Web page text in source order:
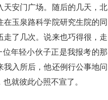
安门广场。随后的几天，北
玉泉路科学院研究生院的同
了几次。说来也巧得很，走
位年轻小伙子正是我报考的那
入所后，他还例行公事地问
就彼此心照不宣了。